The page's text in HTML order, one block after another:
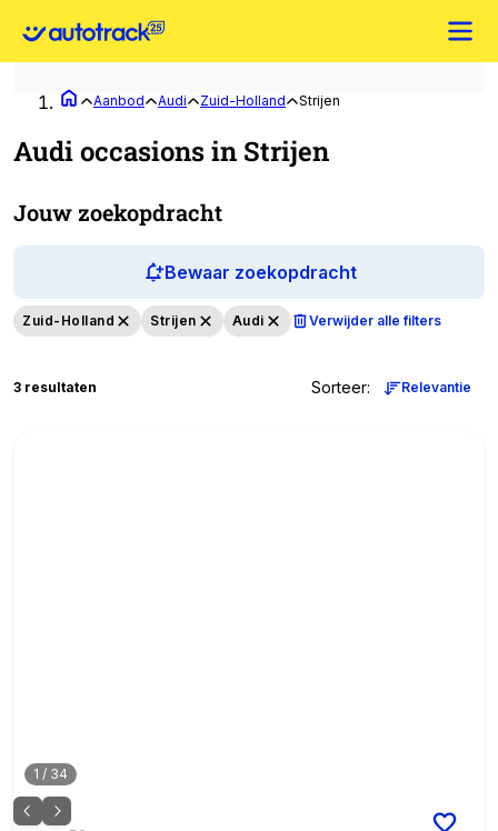
Aanbod Audi Zuid-Holland Strijen
Audi occasions in Strijen
Jouw zoekopdracht
Bewaar zoekopdracht
Zuid-Holland Strijen Audi Verwijder alle filters
3 resultaten Sorteer: Relevantie
1 / 34